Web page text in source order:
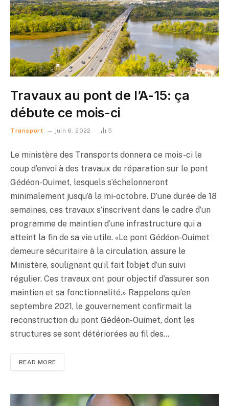
Travaux au pont de l’A-15: ça
débute ce mois-ci
Transport juin 6, 2022 5
Le ministère des Transports donnera ce mois-ci le
coup d’envoi à des travaux de réparation sur le pont
Gédéon-Ouimet, lesquels s’échelonneront
minimalement jusqu’à la mi-octobre. D’une durée de 18
semaines, ces travaux s’inscrivent dans le cadre d’un
programme de maintien d’une infrastructure qui a
atteint la fin de sa vie utile. «Le pont Gédéon-Ouimet
demeure sécuritaire à la circulation, assure le
Ministère, soulignant qu’il fait l’objet d’un suivi
régulier. Ces travaux ont pour objectif d’assurer son
maintien et sa fonctionnalité.» Rappelons qu’en
septembre 2021, le gouvernement confirmait la
reconstruction du pont Gédéon-Ouimet, dont les
structures se sont détériorées au fil des…
READ MORE